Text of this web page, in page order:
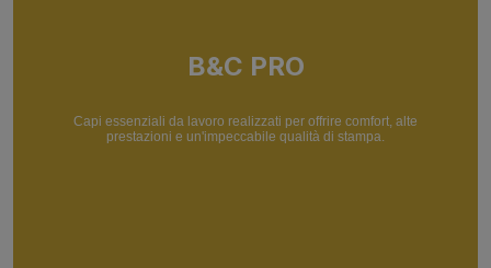
B&C PRO
Capi essenziali da lavoro realizzati per offrire comfort, alte
prestazioni e un'impeccabile qualità di stampa.